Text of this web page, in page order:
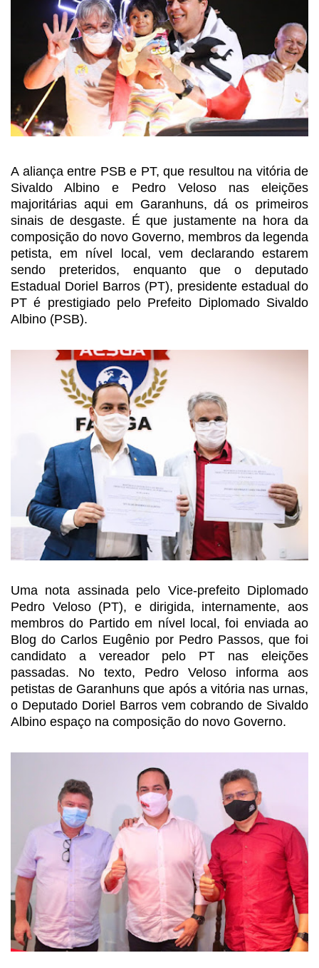
A aliança entre PSB e PT, que resultou na vitória de
Sivaldo Albino e Pedro Veloso nas eleições
majoritárias aqui em Garanhuns, dá os primeiros
sinais de desgaste. É que justamente na horada
composição do novo Governo, membros da legenda
petista, em nível local, vem declarando estarem
sendo preteridos, enquanto que o deputado
Estadual Doriel Barros (PT), presidente estadual do
PT é prestigiado pelo Prefeito Diplomado Sivaldo
Albino (PSB).
Uma nota assinada pelo Vice-prefeitoDiplomado
Pedro Veloso (PT), e dirigida, internamente, aos
membros do Partido em nível local, foi enviada ao
Blog do Carlos Eugênio por Pedro Passos, que foi
candidato a vereador pelo PT nas eleições
passadas. No texto, Pedro Veloso informa aos
petistas de Garanhuns que após a vitória nas urnas,
o Deputado Doriel Barros vem cobrando de Sivaldo
Albino espaço na composição do novo Governo.